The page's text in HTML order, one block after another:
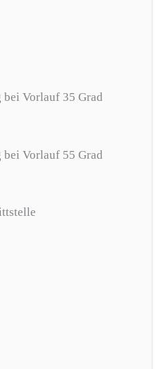
Vorlauf 35 Grad
Vorlauf 55 Grad